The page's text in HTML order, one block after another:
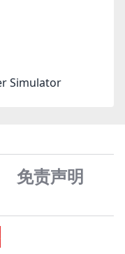
Simulator
免责声明